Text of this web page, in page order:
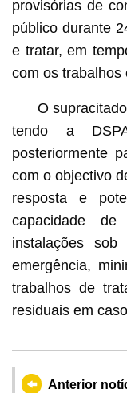
provisórias de
público durante
e tratar, em
com os trabalhos
O
tendo a
posteriormente
com o objectivo
resposta e
capacidade
instalações
emergência,
trabalhos de
residuais em
Anterior